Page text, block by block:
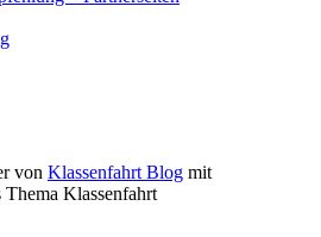
von Klassenfahrt Blog mit
Klassenfahrt